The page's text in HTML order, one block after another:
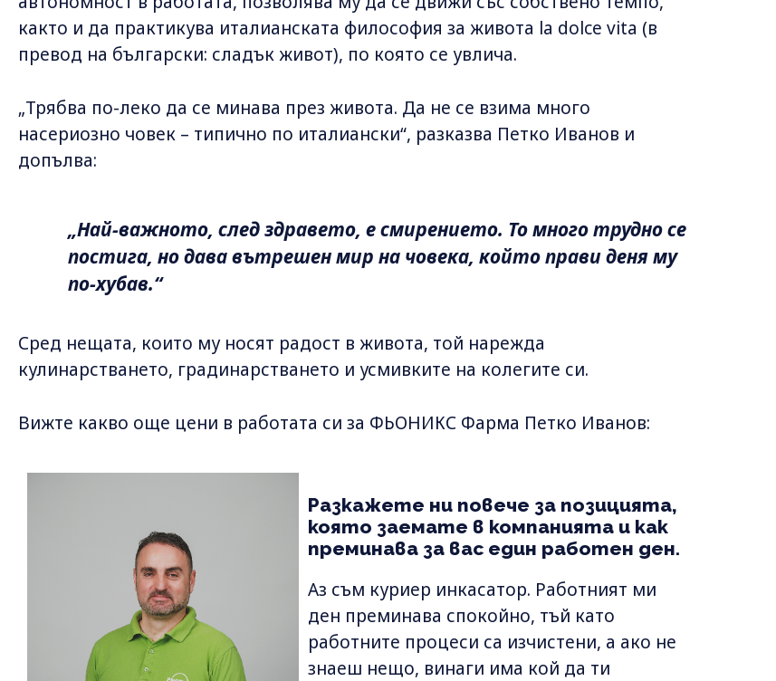
както и да практикува италианската философия за живота la dolce vita (в
превод на български: сладък живот), по която се увлича.
„Трябва по-леко да се минава през живота. Да не се взима много
насериозно човек – типично по италиански“, разказва Петко Иванов и
допълва:
„Най-важното, след здравето, е смирението. То много трудно се
постига, но дава вътрешен мир на човека, който прави деня му
по-хубав.“
Сред нещата, които му носят радост в живота, той нарежда
кулинарстването, градинарстването и усмивките на колегите си.
Вижте какво още цени в работата си за ФЬОНИКС Фарма Петко Иванов:
Разкажете ни повече за позицията,
която заемате в компанията и как
преминава за вас един работен ден.
Аз съм куриер инкасатор. Работният ми
ден преминава спокойно, тъй като
работните процеси са изчистени, а ако не
знаеш нещо, винаги има кой да ти